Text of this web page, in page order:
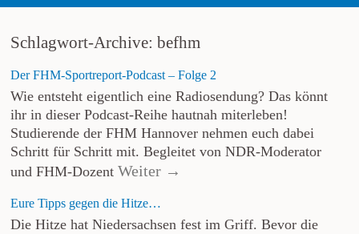
Schlagwort-Archive: befhm
Der FHM-Sportreport-Podcast – Folge 2
Wie entsteht eigentlich eine Radiosendung? Das könnt
ihr in dieser Podcast-Reihe hautnah miterleben!
Studierende der FHM Hannover nehmen euch dabei
Schritt für Schritt mit. Begleitet von NDR-Moderator
und FHM-Dozent Weiter →
Eure Tipps gegen die Hitze…
Die Hitze hat Niedersachsen fest im Griff. Bevor die